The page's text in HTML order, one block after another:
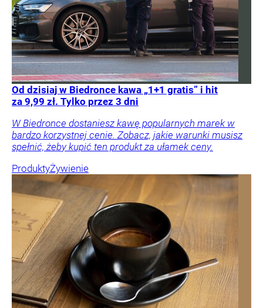
Od dzisiaj w Biedronce kawa „1+1 gratis” i hit
za 9,99 zł. Tylko przez 3 dni
W Biedronce dostaniesz kawę popularnych marek w
bardzo korzystnej cenie. Zobacz, jakie warunki musisz
spełnić, żeby kupić ten produkt za ułamek ceny.
ProduktyŻywienie